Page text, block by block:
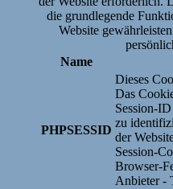
die grundlegende
Website
Name
PHPSESSID
Dieses
Das
Session-
zu
der
Session-
Browser-
Anbieter -